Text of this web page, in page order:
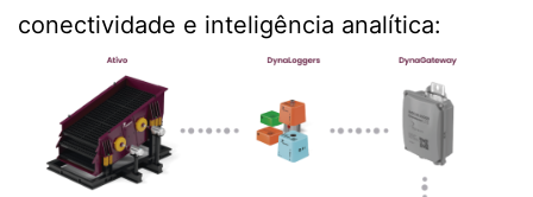
conectividade e inteligência analítica: